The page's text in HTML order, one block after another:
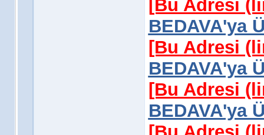
[Bu Adresi
BEDAVA'ya
[Bu Adresi
BEDAVA'ya
[Bu Adresi
BEDAVA'ya